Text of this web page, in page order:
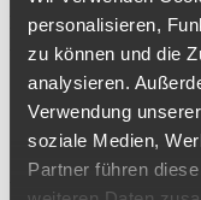
personalisieren,
zu können und die
analysieren.
Verwendung
soziale Medien,
Partner führen
Feinpalladiumbarren
Verfügbarkeit.
Standardmäßig führen
Schweizer Prägung
Andere LPPM